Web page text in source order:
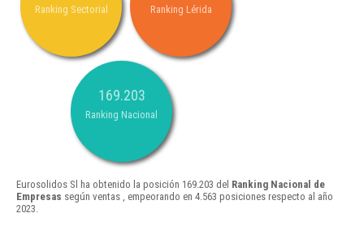
Ranking Sectorial Ranking Lérida
169.203
Ranking Nacional
Eurosolidos Sl ha obtenido la posición 169.203 del Ranking Nacional de
Empresas según ventas , empeorando en 4.563 posiciones respecto al año
2023.